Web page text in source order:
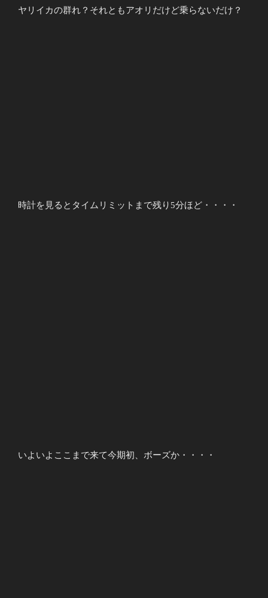
ヤリイカの群れ？それともアオリだけど乗らないだけ？
時計を見るとタイムリミットまで残り5分ほど・・・・
いよいよここまで来て今期初、ボーズか・・・・